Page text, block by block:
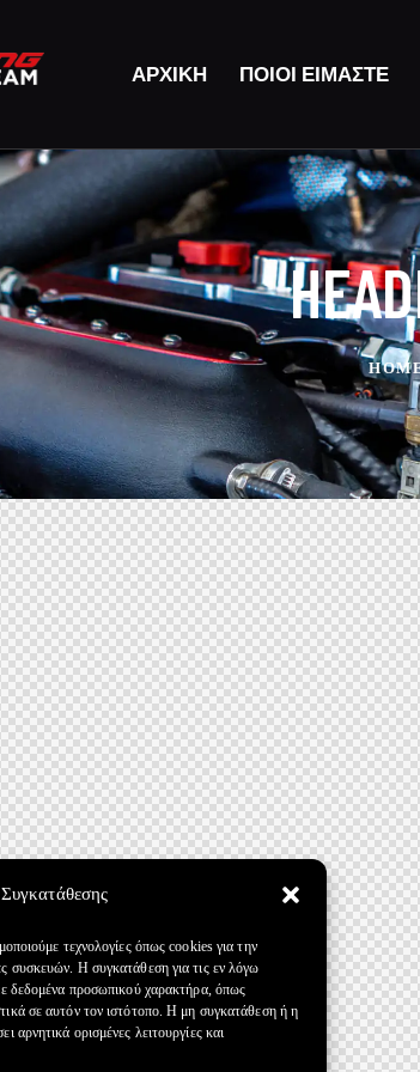
Συγκατάθεσης
τεχνολογίες όπως cookies για την
συσκευών. Η συγκατάθεση για τις εν λόγω
δεδομένα προσωπικού χαρακτήρα, όπως
σε αυτόν τον ιστότοπο. Η μη συγκατάθεση ή η
αρνητικά ορισμένες λειτουργίες και
ΑΡΧΙΚΉ ΠΟΙΟΊ ΕΊΜΑΣΤΕ